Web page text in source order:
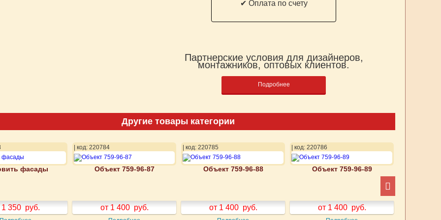
✔ Оплата по счету
Партнерские условия для дизайнеров,
монтажников, оптовых клиентов.
Подробнее
Другие товары категории
фасады
1 350 руб.
| код: 220784
Объект 759-96-87
от 1 400 руб.
| код: 220785
Объект 759-96-88
от 1 400 руб.
| код: 220786
Объект 759-96-89
от 1 400 руб.